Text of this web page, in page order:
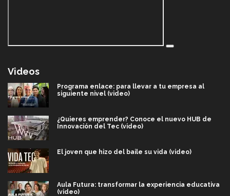
Videos
Programa enlace: para llevar a tu empresa al
siguiente nivel (video)
¿Quieres emprender? Conoce el nuevo HUB de
Innovación del Tec (video)
El joven que hizo del baile su vida (video)
Aula Futura: transformar la experiencia educativa
(video)